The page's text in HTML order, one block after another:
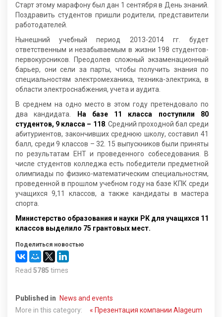
Старт этому марафону был дан 1 сентября в День знаний.
Поздравить студентов пришли родители, представители
работодателей.
Нынешний учебный период 2013-2014 гг. будет
ответственным и незабываемым в жизни 198 студентов-
первокурсников. Преодолев сложный экзаменационный
барьер, они сели за парты, чтобы получить знания по
специальностям электромеханика, техника-электрика, в
области электроснабжения, учета и аудита.
В среднем на одно место в этом году претендовало по
два кандидата.
На базе 11 класса поступили 80
студентов, 9 класса – 118. Средний проходной бал среди
абитуриентов, закончивших среднюю школу, составил 41
балл, среди 9 классов – 32. 15 выпускников были приняты
по результатам ЕНТ и проведенного собеседования. В
числе студентов колледжа есть победители предметной
олимпиады по физико-математическим специальностям,
проведенной в прошлом учебном году на базе КПК среди
учащихся 9,11 классов, а также кандидаты в мастера
спорта.
Министерство образования и науки РК для учащихся 11
классов выделило 75 грантовых мест.
Поделиться новостью
Read 5785 times
Published in
News and events
More in this category:
« Презентация компании Alageum